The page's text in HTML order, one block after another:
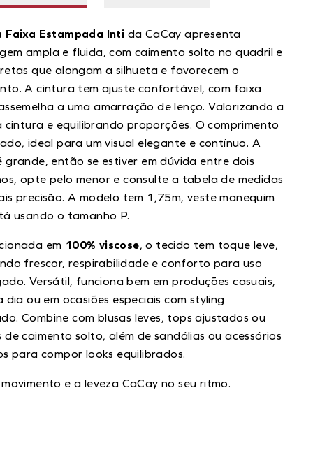
Faixa Estampada Inti da CaCay apresenta
ampla e fluida, com caimento solto no quadril e
que alongam a silhueta e favorecem o
A cintura tem ajuste confortável, com faixa
a uma amarração de lenço. Valorizando a
cintura e equilibrando proporções. O comprimento
ideal para um visual elegante e contínuo. A
grande, então se estiver em dúvida entre dois
opte pelo menor e consulte a tabela de medidas
precisão. A modelo tem 1,75m, veste manequim
usando o tamanho P.
em 100% viscose, o tecido tem toque leve,
frescor, respirabilidade e conforto para uso
Versátil, funciona bem em produções casuais,
dia ou em ocasiões especiais com styling
Combine com blusas leves, tops ajustados ou
de caimento solto, além de sandálias ou acessórios
para compor looks equilibrados.
e a leveza CaCay no seu ritmo.